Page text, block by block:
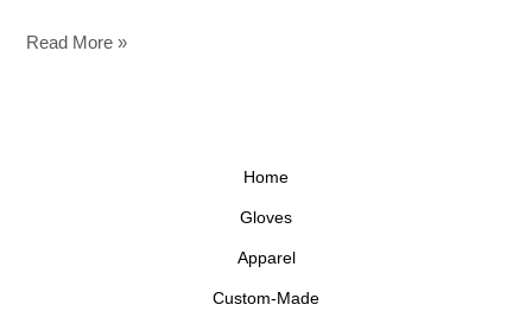
Read More »
Home
Gloves
Apparel
Custom-Made